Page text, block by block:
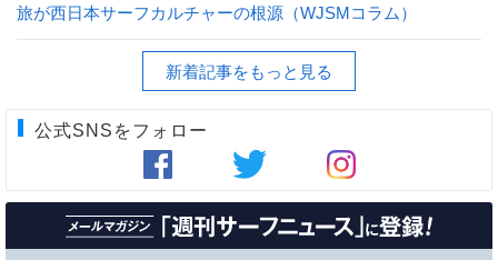
旅が西日本サーフカルチャーの根源（WJSMコラム）
新着記事をもっと見る
公式SNSをフォロー